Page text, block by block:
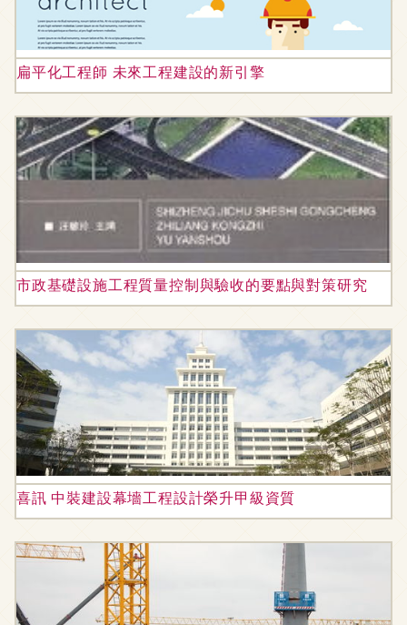
扁平化工程師 未來工程建設的新引擎
市政基礎設施工程質量控制與驗收的要點與對策研究
喜訊 中裝建設幕墻工程設計榮升甲級資質